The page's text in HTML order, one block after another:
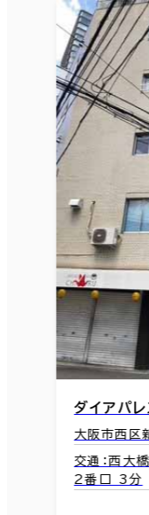
ダイアパ
大阪市西
交通：西大
2番口 3分